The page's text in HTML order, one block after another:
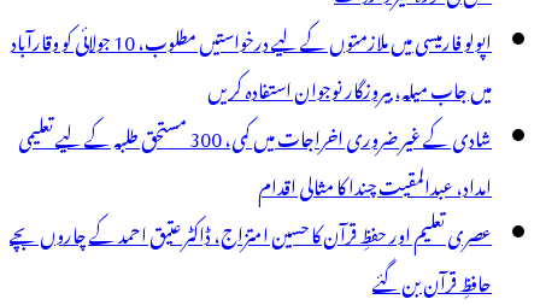
اپولو فارمیسی میں ملازمتوں کے لیے درخواستیں مطلوب، 10 جولائی کو وقارآباد
میں جاب میلہ، بیروزگار نوجوان استفادہ کریں
شادی کے غیر ضروری اخراجات میں کمی، 300 مستحق طلبہ کے لیے تعلیمی
امداد، عبدالمقیت چندا کا مثالی اقدام
عصری تعلیم اور حفظِ قرآن کا حسین امتزاج، ڈاکٹر عتیق احمد کے چاروں بچے
حافظِ قرآن بن گئے